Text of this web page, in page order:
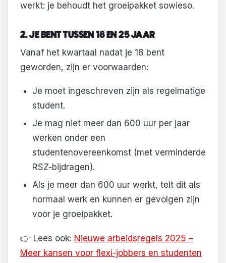
werkt: je behoudt het groeipakket sowieso.
2. JE BENT TUSSEN 18 EN 25 JAAR
Vanaf het kwartaal nadat je 18 bent
geworden, zijn er voorwaarden:
Je moet ingeschreven zijn als regelmatige
student.
Je mag niet meer dan 600 uur per jaar
werken onder een
studentenovereenkomst (met verminderde
RSZ-bijdragen).
Als je meer dan 600 uur werkt, telt dit als
normaal werk en kunnen er gevolgen zijn
voor je groeipakket.
👉 Lees ook: Nieuwe arbeidsregels 2025 –
Meer kansen voor flexi-jobbers en studenten